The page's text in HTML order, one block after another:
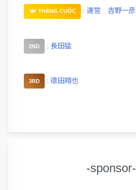
THẮNG CUỘC : 運営 吉野一彦
2ND : 長田猛
3RD : 德田翔也
-sponsor-